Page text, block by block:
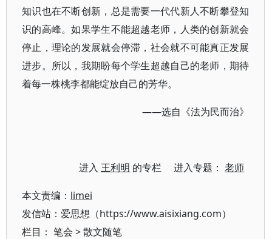
知识也在不断创新，总是需要一代代新人不断攀登知
识的高峰。如果学生不能超越老师，人类的创新就会
停止，理论的发展就会停滞，社会就不可能真正发展
进步。所以，我期盼每个学生超越自己的老师，期待
着每一株桃李都能绽放自己的芳华。
——选自《法为民而治》
进入王利明 的专栏 进入专题：老师
本文责编： limei
发信站：爱思想（https://www.aisixiang.com）
栏目： 笔会 >散文随笔